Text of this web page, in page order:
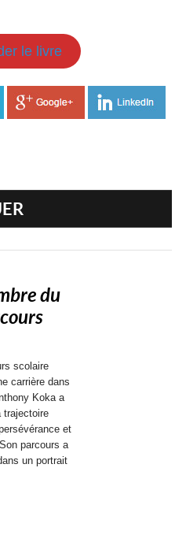
le livre
du
scolaire
carrière dans
Koka a
trajectoire
et
parcours a
un portrait